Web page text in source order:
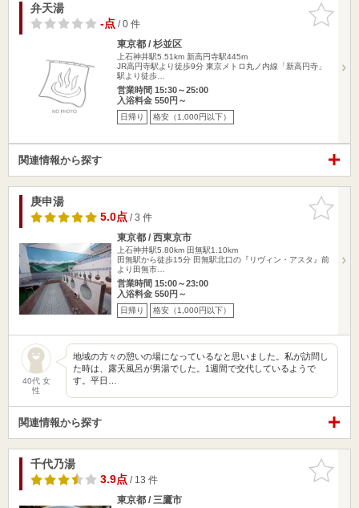
お気に入
りに追加
弁天湯
-点/ 0 件
東京都 / 杉並区
上石神井駅5.51km 新高円寺駅445m
JR高円寺駅より徒歩9分 東京メトロ丸ノ内線「新高円寺」
駅より徒歩…
営業時間 15:30～25:00
入浴料金 550円～
日帰り 格安（1,000円以下）
関連情報から探す
お気に入
りに追加
庚申湯
5.0点/ 3 件
東京都 / 西東京市
上石神井駅5.80km 田無駅1.10km
田無駅から徒歩15分 田無駅北口の『リヴィン・アスタ』前
より田無市…
営業時間 15:00～23:00
入浴料金 550円～
日帰り 格安（1,000円以下）
40代 女
性
地域の方々の憩いの場になっているなと思いました。私が訪問し
た時は、露天風呂が男湯でした。1週間で交代しているようで
す。平日…
関連情報から探す
お気に入
りに追加
千代乃湯
3.9点/ 13 件
東京都 / 三鷹市